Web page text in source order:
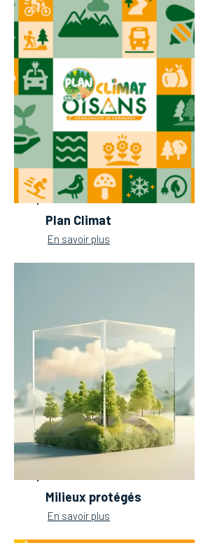
Plan Climat
En savoir plus
Milieux protégés
En savoir plus